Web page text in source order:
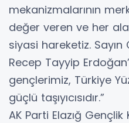
mekanizmalarının
değer veren ve her
siyasi hareketiz. Sayın
Recep Tayyip
gençlerimiz, Türkiye
güçlü taşıyıcısıdır.”
AK Parti Elazığ Gençlik